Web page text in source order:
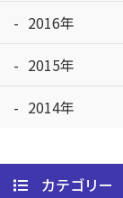
2016年
2015年
2014年
カテゴリー